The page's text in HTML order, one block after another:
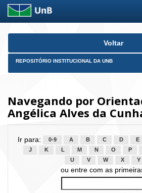
Skip
Voltar
REPOSITÓRIO INSTITUCIONAL DA UNB
Navegando por
Angélica Alves da
Ir para: 0-9 A B C D E
J
K L M N O P
U
V W X Y
ou entre com as